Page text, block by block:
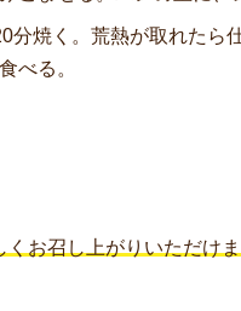
焼く。荒熱が取れたら
べる。
お召し上がりいただけ